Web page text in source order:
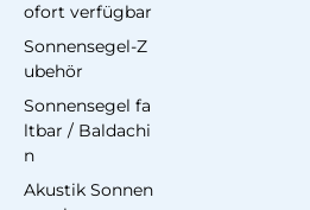
ofort verfügbar
Sonnensegel-Z
ubehör
Sonnensegel fa
ltbar / Baldachi
n
Akustik Sonnen